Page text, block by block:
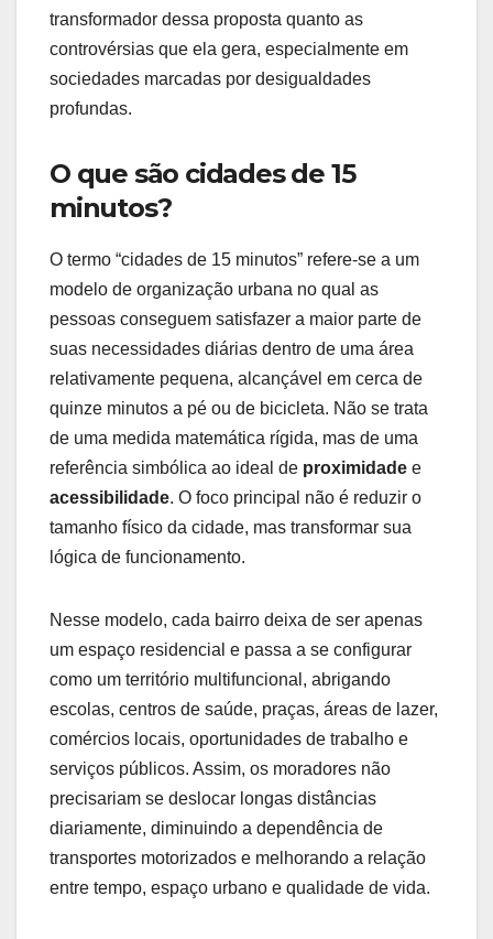
transformador dessa proposta quanto as
controvérsias que ela gera, especialmente em
sociedades marcadas por desigualdades
profundas.
O que são cidades de 15
minutos?
O termo “cidades de 15 minutos” refere-se a um
modelo de organização urbana no qual as
pessoas conseguem satisfazer a maior parte de
suas necessidades diárias dentro de uma área
relativamente pequena, alcançável em cerca de
quinze minutos a pé ou de bicicleta. Não se trata
de uma medida matemática rígida, mas de uma
referência simbólica ao ideal de proximidade e
acessibilidade. O foco principal não é reduzir o
tamanho físico da cidade, mas transformar sua
lógica de funcionamento.
Nesse modelo, cada bairro deixa de ser apenas
um espaço residencial e passa a se configurar
como um território multifuncional, abrigando
escolas, centros de saúde, praças, áreas de lazer,
comércios locais, oportunidades de trabalho e
serviços públicos. Assim, os moradores não
precisariam se deslocar longas distâncias
diariamente, diminuindo a dependência de
transportes motorizados e melhorando a relação
entre tempo, espaço urbano e qualidade de vida.